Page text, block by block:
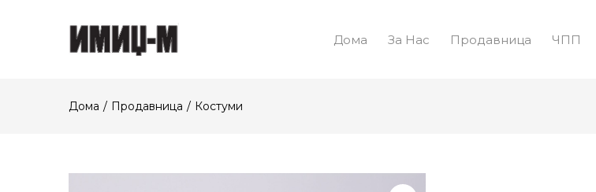
Дома За Нас Продавница ЧПП
Дома Продавница Костуми